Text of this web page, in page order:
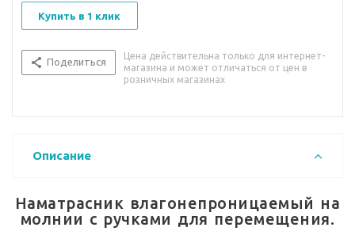
Купить в 1 клик
Поделиться
Цена действительна только для интернет-
магазина и может отличаться от цен в
розничных магазинах
Описание
Наматрасник влагонепроницаемый на
молнии с ручками для перемещения.